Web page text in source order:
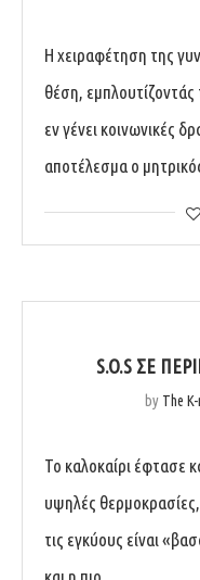
Η χειραφέτηση της
θέση, εμπλουτίζοντάς
εν γένει κοινωνικές
αποτέλεσμα ο
S.O.S ΣΕ
by The
Το καλοκαίρι έφτασε
υψηλές
τις εγκύους είναι